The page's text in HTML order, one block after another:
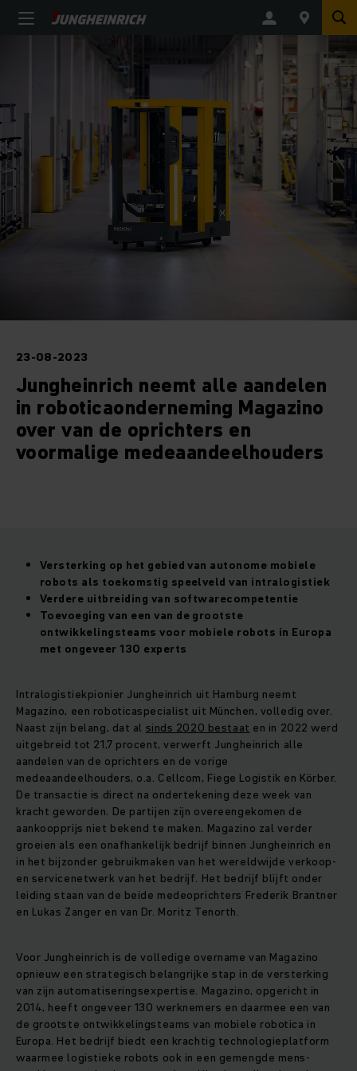
23-08-2023
Jungheinrich neemt alle aandelen
in roboticaonderneming Magazino
over van de oprichters en
voormalige medeaandeelhouders
Versterking op het gebied van autonome mobiele
robots als toekomstig speelveld van intralogistiek
Verdere uitbreiding van softwarecompetentie
Toevoeging van een van de grootste
ontwikkelingsteams voor mobiele robots in Europa
met ongeveer 130 experts
Intralogistiekpionier Jungheinrich uit Hamburg neemt
Magazino, een roboticaspecialist uit München, volledig over.
Naast zijn belang, dat al sinds 2020 bestaat en in 2022 werd
uitgebreid tot 21,7 procent, verwerft Jungheinrich alle
aandelen van de oprichters en de vorige
medeaandeelhouders, o.a. Cellcom, Fiege Logistik en Körber.
De transactie is direct na ondertekening deze week van
kracht geworden. De partijen zijn overeengekomen de
aankoopprijs niet bekend te maken. Magazino zal verder
groeien als een onafhankelijk bedrijf binnen Jungheinrich en
in het bijzonder gebruikmaken van het wereldwijde verkoop-
en servicenetwerk van het bedrijf. Het bedrijf blijft onder
leiding staan van de beide medeoprichters Frederik Brantner
en Lukas Zanger en van Dr. Moritz Tenorth.
Voor Jungheinrich is de volledige overname van Magazino
opnieuw een strategisch belangrijke stap in de versterking
van zijn automatiseringsexpertise. Magazino, opgericht in
2014, heeft ongeveer 130 werknemers en daarmee een van
de grootste ontwikkelingsteams van mobiele robotica in
Europa. Het bedrijf biedt een krachtig technologieplatform
waarmee logistieke robots ook in een gemengde mens-